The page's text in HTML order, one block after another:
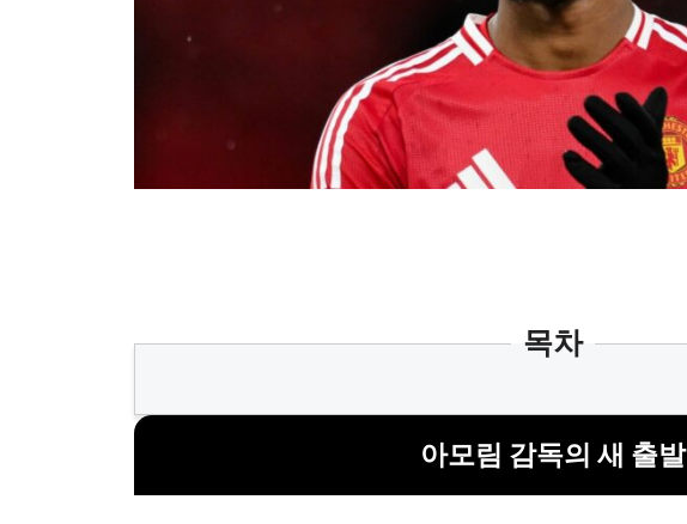
목차
아모림 감독의 새 출발